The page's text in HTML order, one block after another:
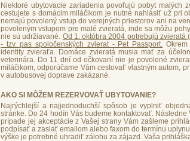
Niektoré ubytovacie zariadenia povoľujú pobyt malých
cestujete s domácim miláčikom je nutné nahlásiť už pri
nemajú povolený vstup do verejných priestorov ani na
povoleným vstupom pre malé zvieratá, inde sa môžu
nie sú udržiavané. Od 1. októbra 2004 potrebujú zvieratá
- tzv. pas spoločenských zvierat - Pet Passport.
identity zvieraťa. Domáce zvieratá musia mať za
veterinára. Do 11 dní od očkovaní nie je povolené
miláčikom, odporúčame Vám cestovať vlastným autom,
v autobusovej doprave zakázané.
AKO SI MÔŽEM REZERVOVAŤ UBYTOVANIE?
Najrýchlejší a najjednoduchší spôsob je vyplniť
stránke. Do 24 hodín Vás budeme kontaktovať.
prípade jej akceptácie z Vašej strany Vám zašleme
podpísať a zaslať emailom alebo faxom do termínu
výške je potrebné uhradiť zálohu za zájazd. Vaša